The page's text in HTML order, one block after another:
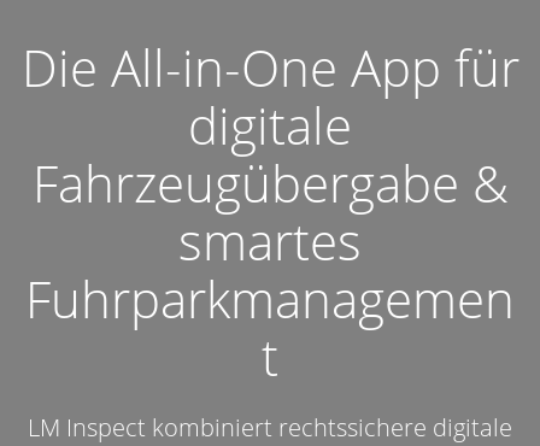
Die All-in-One App für
digitale
Fahrzeugübergabe &
smartes
Fuhrparkmanagemen
t
LM Inspect kombiniert rechtssichere digitale